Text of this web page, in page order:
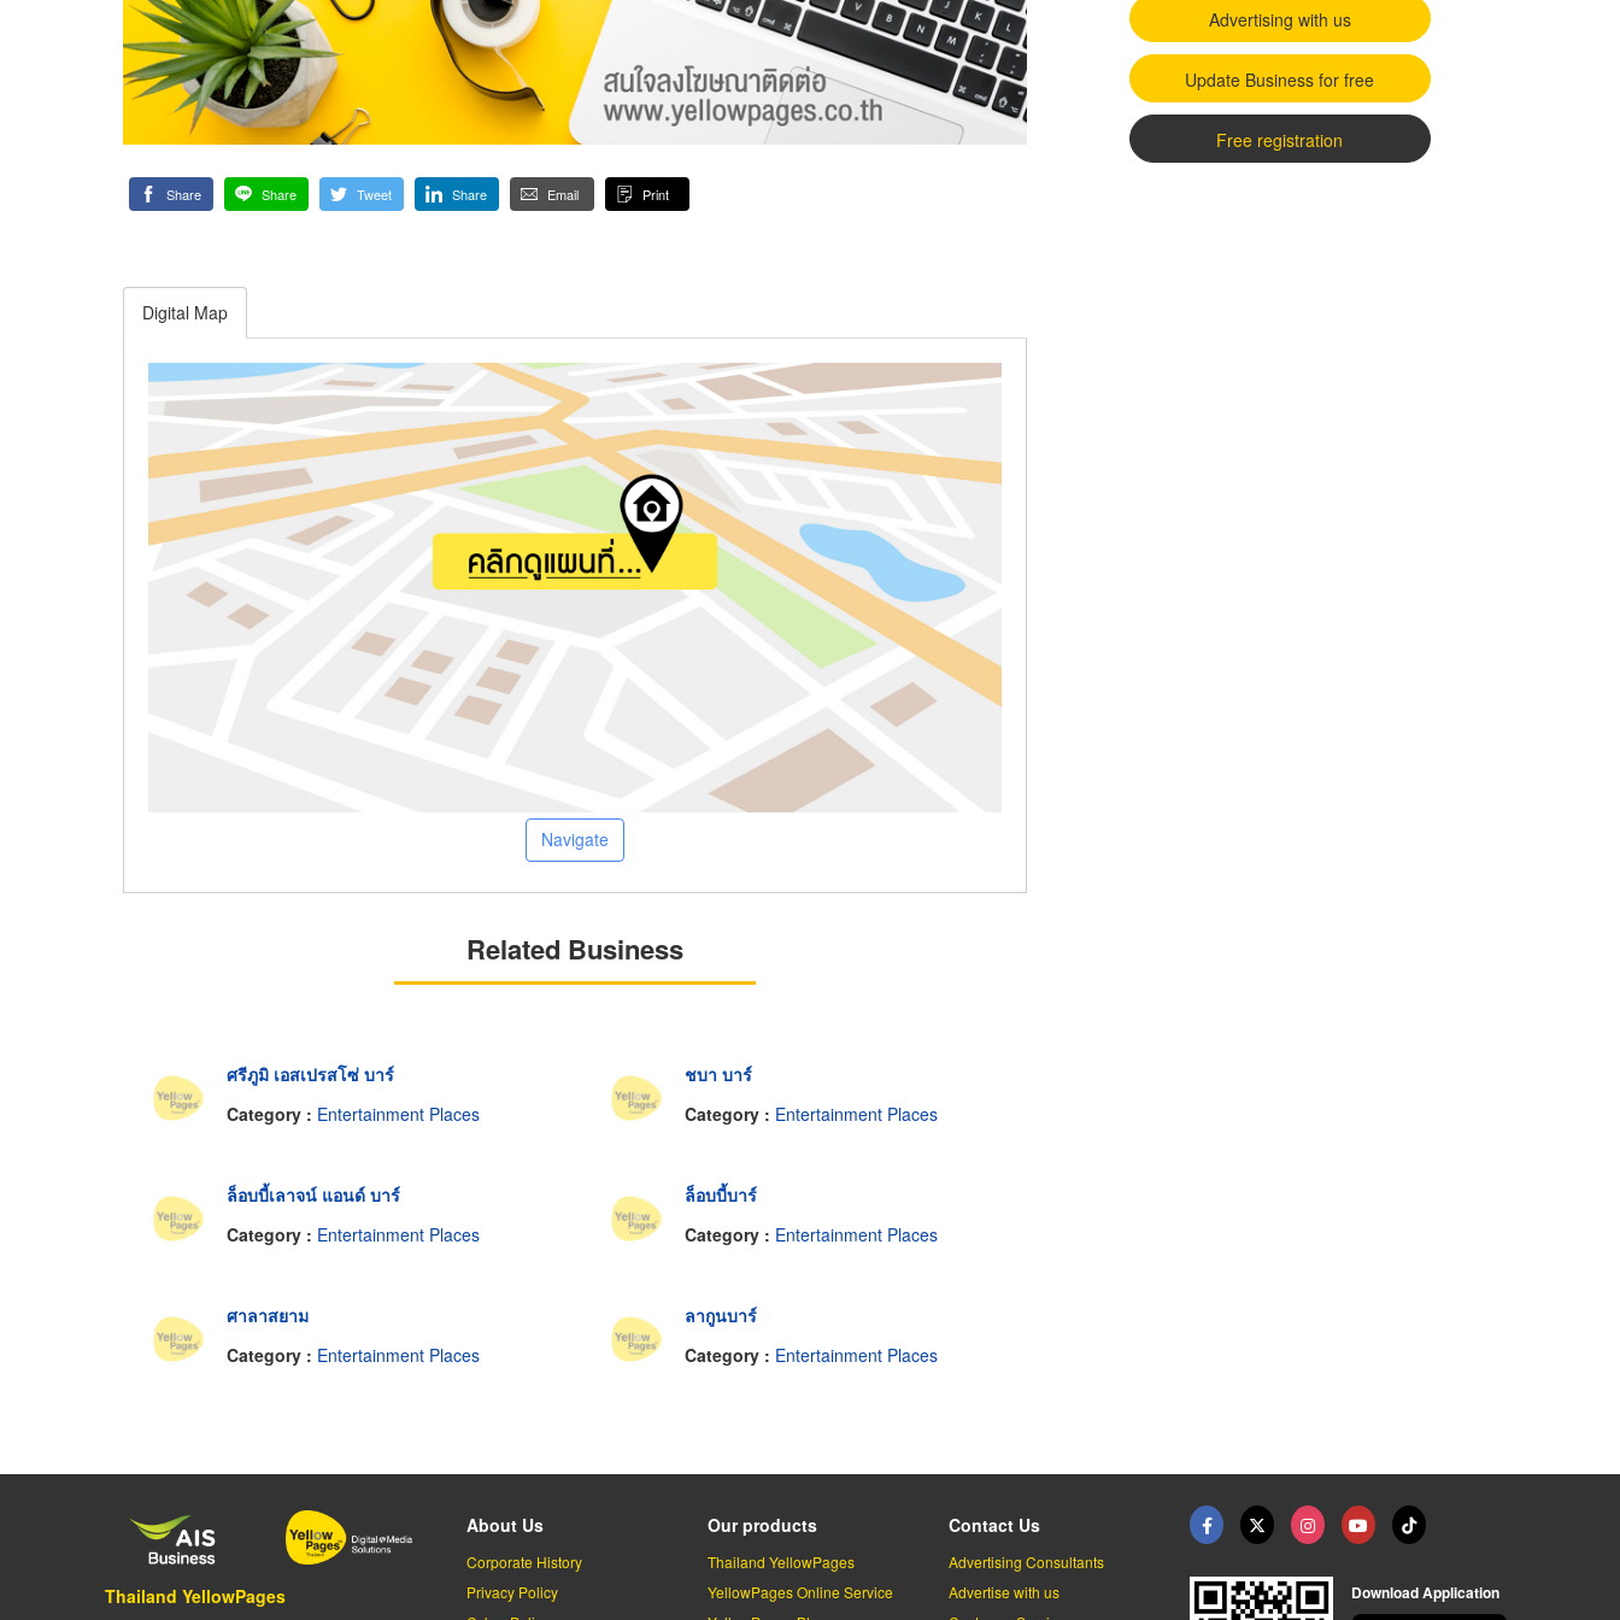
Share Share Tweet Share Email Print
Digital Map
Navigate
Related Business
ศรีภูมิ เอสเปรสโซ่ บาร์
Category : Entertainment Places
ชบา บาร์
Category : Entertainment Places
ล็อบบี้เลาจน์ แอนด์ บาร์
Category : Entertainment Places
ล็อบบี้บาร์
Category : Entertainment Places
ศาลาสยาม
Category : Entertainment Places
ลากูนบาร์
Category : Entertainment Places
Advertising with us
Update Business for free
Free registration
Thailand YellowPages
About Us
Corporate History
Privacy Policy
Our products
Thailand YellowPages
YellowPages Online Service
Contact Us
Advertising Consultants
Advertise with us
Download Application